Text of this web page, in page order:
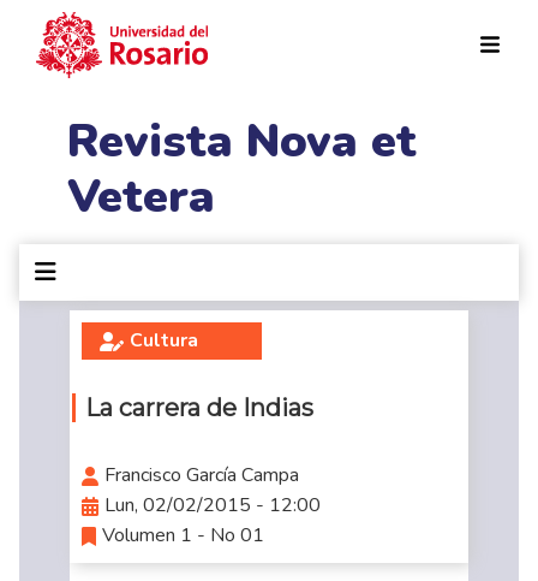
Revista Nova et
Vetera
Cultura
La carrera de Indias
Francisco García Campa
Lun, 02/02/2015 - 12:00
Volumen 1 - No 01